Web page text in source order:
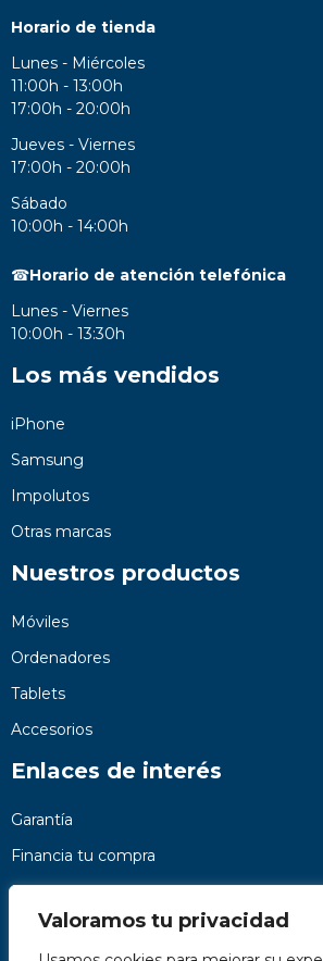
Valoramos tu privacidad
Horario de tienda
Lunes - Miércoles
11:00h - 13:00h
17:00h - 20:00h
Jueves - Viernes
17:00h - 20:00h
Sábado
10:00h - 14:00h
☎Horario de atención telefónica
Lunes - Viernes
10:00h - 13:30h
Los más vendidos
iPhone
Samsung
Impolutos
Otras marcas
Nuestros productos
Móviles
Ordenadores
Tablets
Accesorios
Enlaces de interés
Garantía
Financia tu compra
Preguntas frecuentes
Nosotros